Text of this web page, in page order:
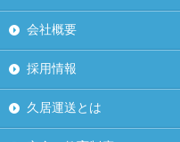
会社概要
採用情報
久居運送とは